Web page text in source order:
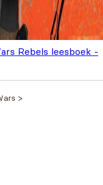
Rebels leesboek -
>